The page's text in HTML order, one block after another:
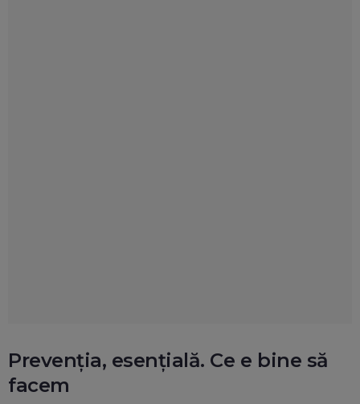
Prevenția, esențială. Ce e bine să
facem